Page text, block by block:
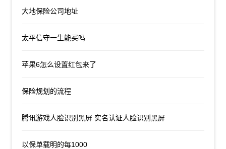
大地保险公司地址
太平信守一生能买吗
苹果6怎么设置红包来了
保险规划的流程
腾讯游戏人脸识别黑屏 实名认证人脸识别黑屏
以保单载明的每1000